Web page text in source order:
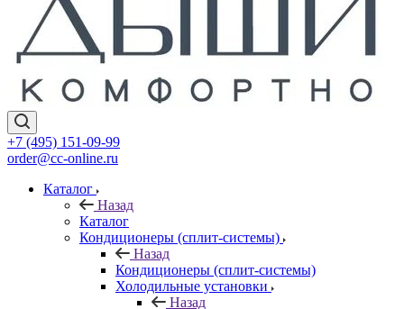
+7 (495) 151-09-99
order@cc-online.ru
Каталог
Назад
Каталог
Кондиционеры (сплит-системы)
Назад
Кондиционеры (сплит-системы)
Холодильные установки
Назад